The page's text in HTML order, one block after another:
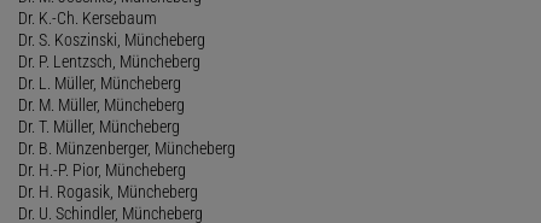
Dr. K.-Ch. Kersebaum
Dr. S. Koszinski, Müncheberg
Dr. P. Lentzsch, Müncheberg
Dr. L. Müller, Müncheberg
Dr. M. Müller, Müncheberg
Dr. T. Müller, Müncheberg
Dr. B. Münzenberger, Müncheberg
Dr. H.-P. Pior, Müncheberg
Dr. H. Rogasik, Müncheberg
Dr. U. Schindler, Müncheberg